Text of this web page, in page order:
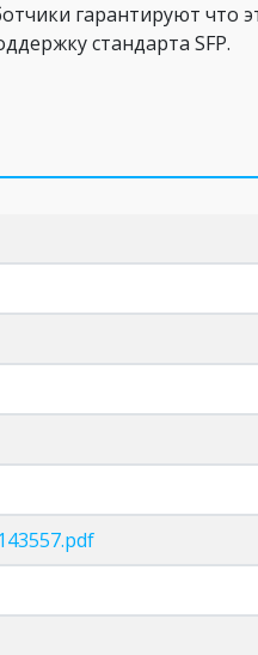
гарантируют что
стандарта SFP.